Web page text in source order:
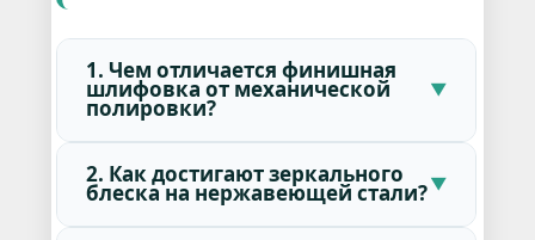
1. Чем отличается финишная
шлифовка от механической
полировки?
2. Как достигают зеркального
блеска на нержавеющей стали?